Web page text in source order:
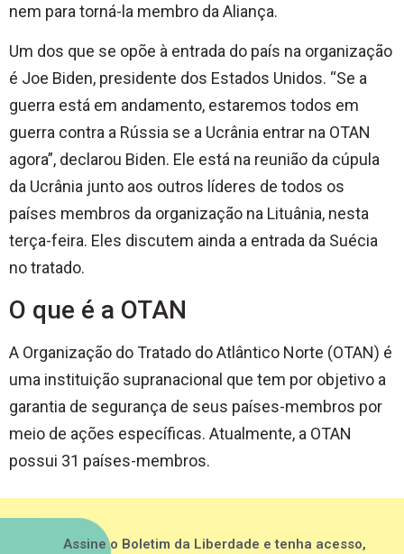
nem para torná-la membro da Aliança.
Um dos que se opõe à entrada do país na organização
é Joe Biden, presidente dos Estados Unidos. “Se a
guerra está em andamento, estaremos todos em
guerra contra a Rússia se a Ucrânia entrar na OTAN
agora”, declarou Biden. Ele está na reunião da cúpula
da Ucrânia junto aos outros líderes de todos os
países membros da organização na Lituânia, nesta
terça-feira. Eles discutem ainda a entrada da Suécia
no tratado.
O que é a OTAN
A Organização do Tratado do Atlântico Norte (OTAN) é
uma instituição supranacional que tem por objetivo a
garantia de segurança de seus países-membros por
meio de ações específicas. Atualmente, a OTAN
possui 31 países-membros.
Assine o Boletim da Liberdade e tenha acesso,